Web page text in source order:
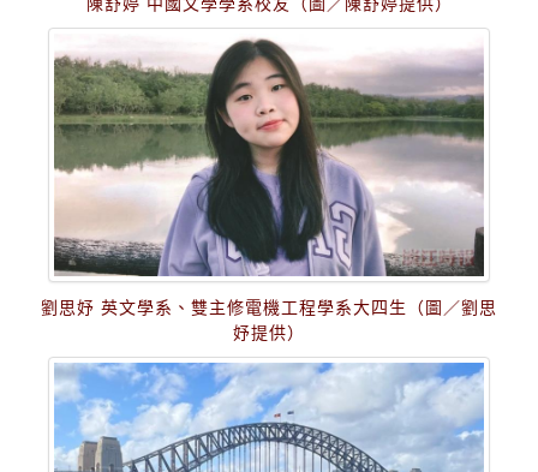
劉思妤 英文學系、雙主修電機工程學系大四生（圖／劉思
妤提供）